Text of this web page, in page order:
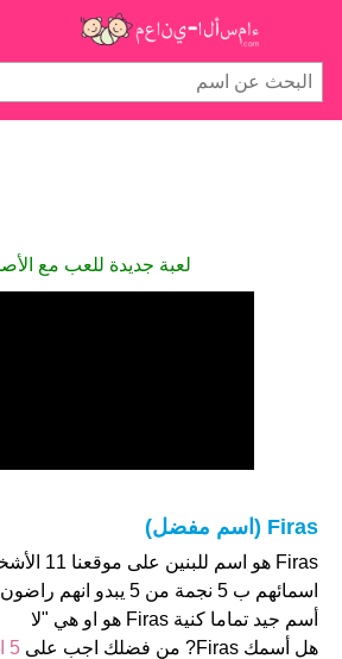
لعبة جديدة للعب مع
Firas (اسم مفضل)
اسمائهم ب 5 نجمة من 5
أسم جيد تماما كنية Firas هو او هي "لا
هل أسمك Firas? من فضلك اجب على
5 اسئلة عن أسمك